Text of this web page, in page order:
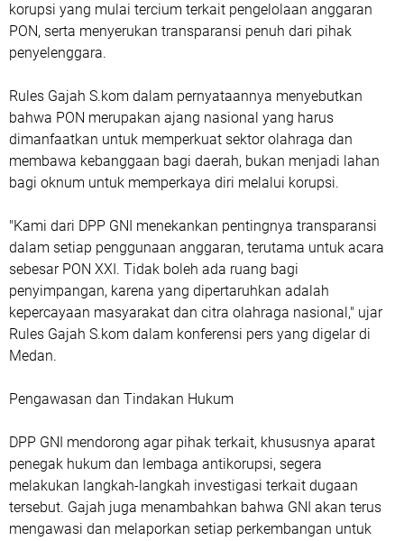
korupsi yang mulai tercium terkait pengelolaan anggaran
PON, serta menyerukan transparansi penuh dari pihak
penyelenggara.
Rules Gajah S.kom dalam pernyataannya menyebutkan
bahwa PON merupakan ajang nasional yang harus
dimanfaatkan untuk memperkuat sektor olahraga dan
membawa kebanggaan bagi daerah, bukan menjadi lahan
bagi oknum untuk memperkaya diri melalui korupsi.
"Kami dari DPP GNI menekankan pentingnya transparansi
dalam setiap penggunaan anggaran, terutama untuk acara
sebesar PON XXI. Tidak boleh ada ruang bagi
penyimpangan, karena yang dipertaruhkan adalah
kepercayaan masyarakat dan citra olahraga nasional," ujar
Rules Gajah S.kom dalam konferensi pers yang digelar di
Medan.
Pengawasan dan Tindakan Hukum
DPP GNI mendorong agar pihak terkait, khususnya aparat
penegak hukum dan lembaga antikorupsi, segera
melakukan langkah-langkah investigasi terkait dugaan
tersebut. Gajah juga menambahkan bahwa GNI akan terus
mengawasi dan melaporkan setiap perkembangan untuk